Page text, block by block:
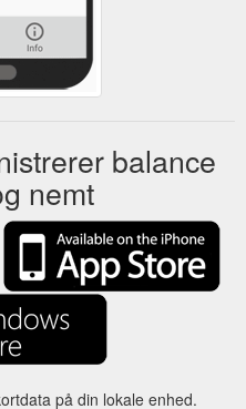
balance
nemt
på din lokale enhed.